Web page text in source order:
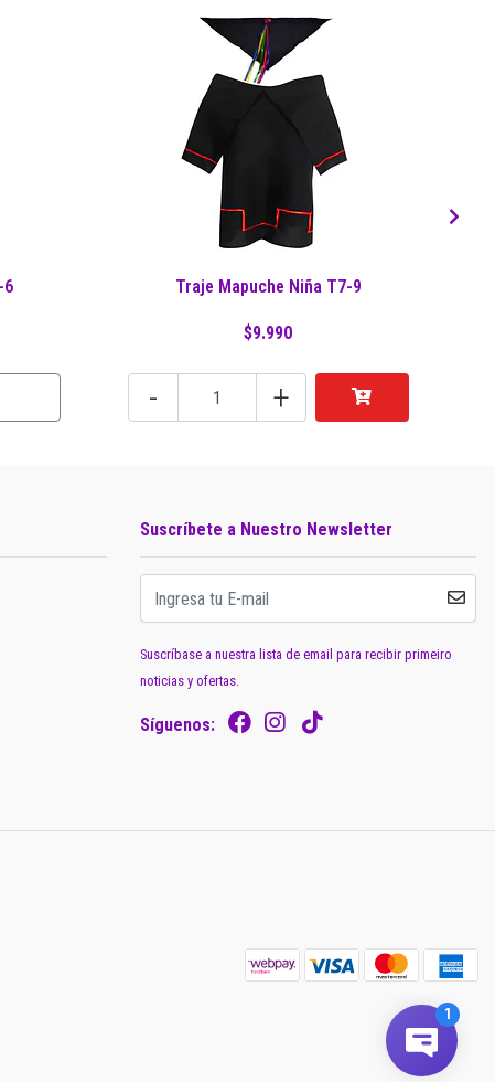
6 Traje Mapuche Niña T7-9
$9.990
- +
Suscríbete a Nuestro Newsletter
Suscríbase a nuestra lista de email para recibir primeiro
noticias y ofertas.
Síguenos: